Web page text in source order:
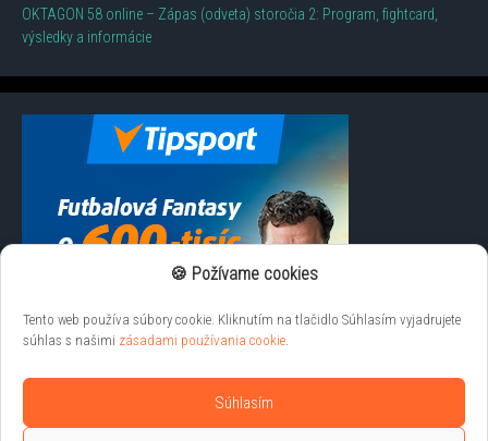
🍪 Požívame cookies
Tento web používa súbory cookie. Kliknutím na tlačidlo Súhlasím vyjadrujete
súhlas s našimi zásadami používania cookie.
Súhlasím
OKTAGON 58 online – Zápas (odveta) storočia 2: Program, fightcard,
výsledky a informácie